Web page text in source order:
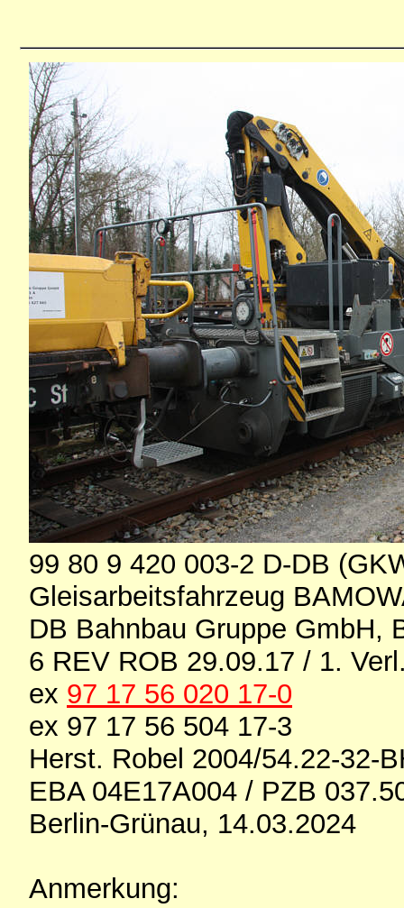
99 80 9 420 003-2 D-DB
Gleisarbeitsfahrzeug
DB Bahnbau Gruppe GmbH,
6 REV ROB 29.09.17 / 1.
ex 97 17 56 020 17-0
ex 97 17 56 504 17-3
Herst. Robel 2004/54.22-32-
EBA 04E17A004 / PZB
Berlin-Grünau, 14.03.2024
Anmerkung: